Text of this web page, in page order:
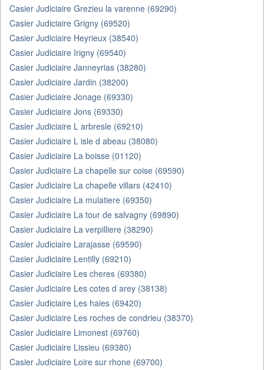
Casier Judiciaire Grezieu la varenne (69290)
Casier Judiciaire Grigny (69520)
Casier Judiciaire Heyrieux (38540)
Casier Judiciaire Irigny (69540)
Casier Judiciaire Janneyrias (38280)
Casier Judiciaire Jardin (38200)
Casier Judiciaire Jonage (69330)
Casier Judiciaire Jons (69330)
Casier Judiciaire L arbresle (69210)
Casier Judiciaire L isle d abeau (38080)
Casier Judiciaire La boisse (01120)
Casier Judiciaire La chapelle sur coise (69590)
Casier Judiciaire La chapelle villars (42410)
Casier Judiciaire La mulatiere (69350)
Casier Judiciaire La tour de salvagny (69890)
Casier Judiciaire La verpilliere (38290)
Casier Judiciaire Larajasse (69590)
Casier Judiciaire Lentilly (69210)
Casier Judiciaire Les cheres (69380)
Casier Judiciaire Les cotes d arey (38138)
Casier Judiciaire Les haies (69420)
Casier Judiciaire Les roches de condrieu (38370)
Casier Judiciaire Limonest (69760)
Casier Judiciaire Lissieu (69380)
Casier Judiciaire Loire sur rhone (69700)